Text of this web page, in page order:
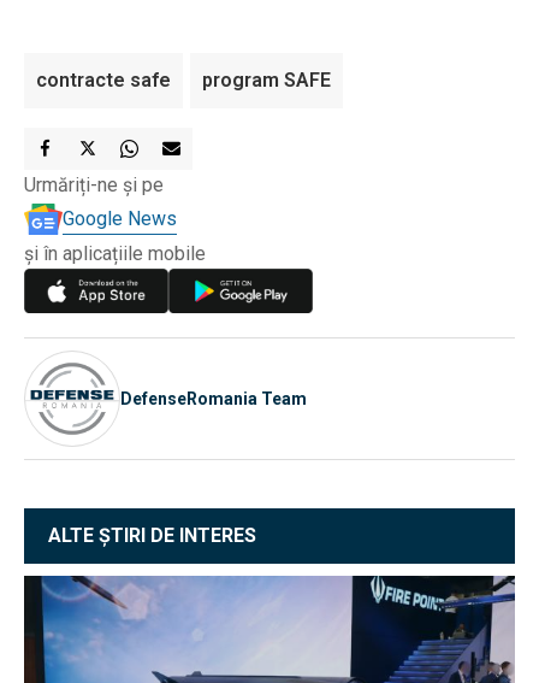
contracte safe program SAFE
Urmăriți-ne și pe
Google News
și în aplicațiile mobile
DefenseRomania Team
ALTE ȘTIRI DE INTERES